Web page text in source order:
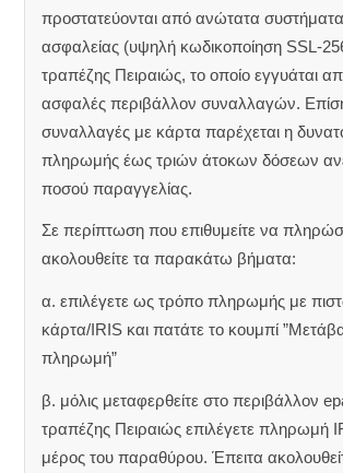
προστατεύονται από ανώτατα
ασφαλείας (υψηλή κωδικοποίηση SSL-
τραπέζης Πειραιώς, το οποίο εγγυάται
ασφαλές περιβάλλον συναλλαγών.
συναλλαγές με κάρτα παρέχεται η
πληρωμής έως τριών άτοκων δόσεων
ποσού παραγγελίας.
Σε περίπτωση που επιθυμείτε να
ακολουθείτε τα παρακάτω βήματα:
α. επιλέγετε ως τρόπο πληρωμής με
κάρτα/IRIS και πατάτε το κουμπί
πληρωμή”
β. μόλις μεταφερθείτε στο περιβάλλον
τραπέζης Πειραιώς επιλέγετε πληρωμή
μέρος του παραθύρου. Έπειτα